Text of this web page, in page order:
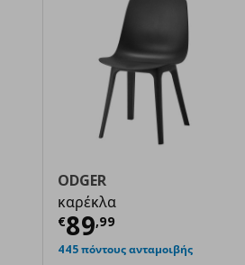
€ 29,99
ODGER
καρέκλα
€89,99
Τρέχουσα
445 πόντους ανταμοιβής